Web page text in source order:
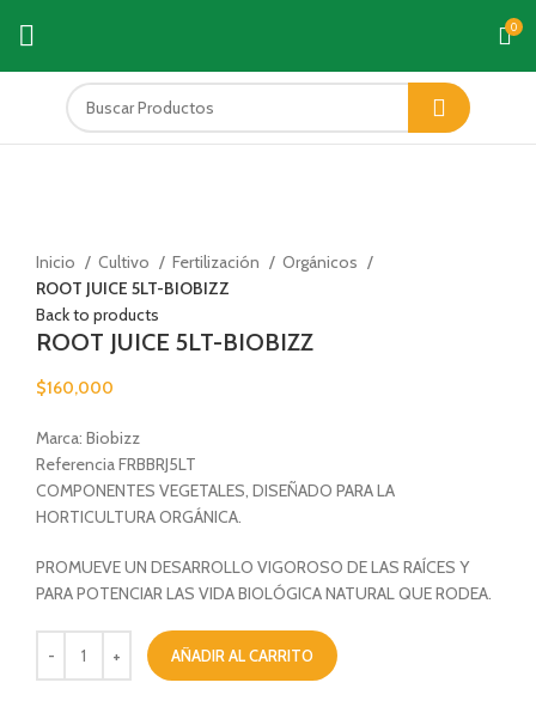
0
Inicio
Cultivo Fertilización
Orgánicos
ROOT JUICE 5LT-BIOBIZZ
Back to products
ROOT JUICE 5LT-BIOBIZZ
$160,000
Marca: Biobizz
Referencia FRBBRJ5LT
COMPONENTES VEGETALES, DISEÑADO PARA LA
HORTICULTURA ORGÁNICA.
PROMUEVE UN DESARROLLO VIGOROSO DE LAS RAÍCES Y
PARA POTENCIAR LAS VIDA BIOLÓGICA NATURAL QUE RODEA.
AÑADIR AL CARRITO